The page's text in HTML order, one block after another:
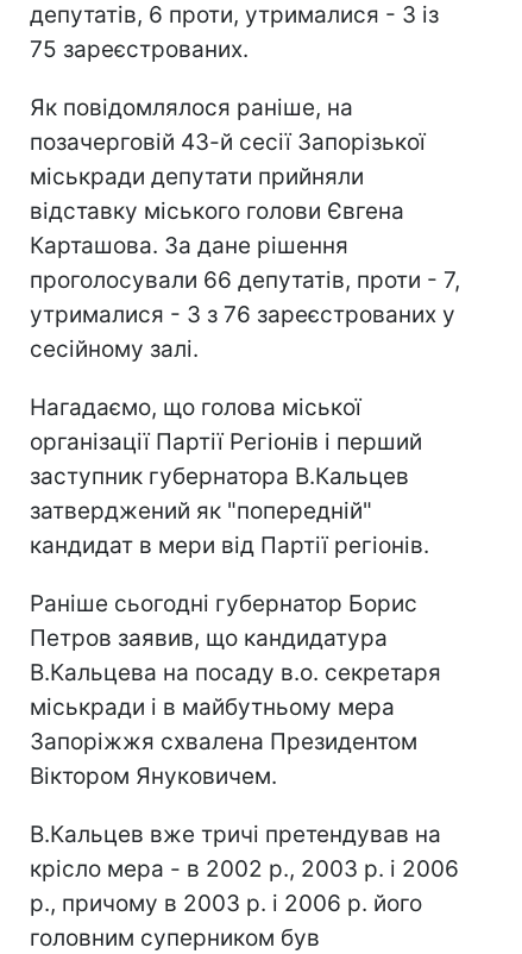
депутатів, 6 проти, утрималися - 3 із
75 зареєстрованих.
Як повідомлялося раніше, на
позачерговій 43-й сесії Запорізької
міськради депутати прийняли
відставку міського голови Євгена
Карташова. За дане рішення
проголосували 66 депутатів, проти - 7,
утрималися - 3 з 76 зареєстрованих у
сесійному залі.
Нагадаємо, що голова міської
організації Партії Регіонів і перший
заступник губернатора В.Кальцев
затверджений як "попередній"
кандидат в мери від Партії регіонів.
Раніше сьогодні губернатор Борис
Петров заявив, що кандидатура
В.Кальцева на посаду в.о. секретаря
міськради і в майбутньому мера
Запоріжжя схвалена Президентом
Віктором Януковичем.
В.Кальцев вже тричі претендував на
крісло мера - в 2002 р., 2003 р. і 2006
р., причому в 2003 р. і 2006 р. його
головним суперником був